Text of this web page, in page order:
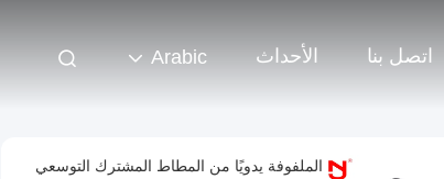
اتصل بنا الأحداث Arabic
الملفوفة يدويًا من المطاط المشترك التوسعي